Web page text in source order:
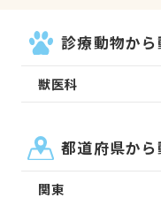
診療動物か
獣医科
都道府県か
関東